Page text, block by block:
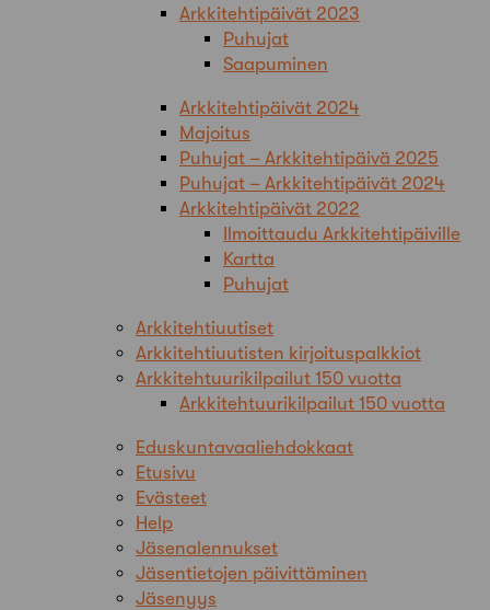
Arkkitehtipäivät 2023
Puhujat
Saapuminen
Arkkitehtipäivät 2024
Majoitus
Puhujat – Arkkitehtipäivä 2025
Puhujat – Arkkitehtipäivät 2024
Arkkitehtipäivät 2022
Ilmoittaudu Arkkitehtipäiville
Kartta
Puhujat
Arkkitehtiuutiset
Arkkitehtiuutisten kirjoituspalkkiot
Arkkitehtuurikilpailut 150 vuotta
Arkkitehtuurikilpailut 150 vuotta
Eduskuntavaaliehdokkaat
Etusivu
Evästeet
Help
Jäsenalennukset
Jäsentietojen päivittäminen
Jäsenyys